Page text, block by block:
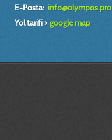
E-Posta: info@olympos.pro
Yol tarifi >google map